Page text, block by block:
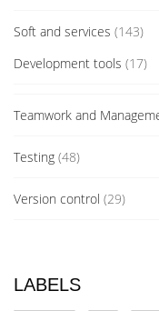
Soft and services (143)
Development tools (17)
Teamwork and
Testing (48)
Version control (29)
LABELS